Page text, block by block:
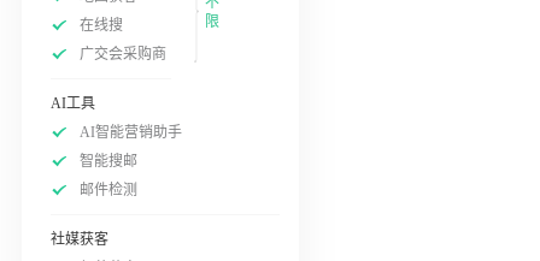
在线搜
广交会采购商
限
AI工具
AI智能营销助手
智能搜邮
邮件检测
社媒获客